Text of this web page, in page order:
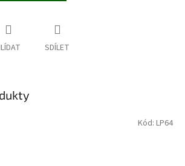
SDÍLET
Kód: LP64